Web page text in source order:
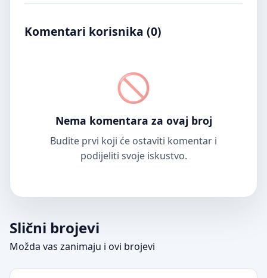
Komentari korisnika (0)
Nema komentara za ovaj broj
Budite prvi koji će ostaviti komentar i
podijeliti svoje iskustvo.
Slični brojevi
Možda vas zanimaju i ovi brojevi